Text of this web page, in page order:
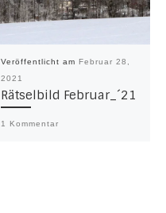
Veröffentlicht am Februar 28,
2021
Rätselbild Februar_´21
1 Kommentar